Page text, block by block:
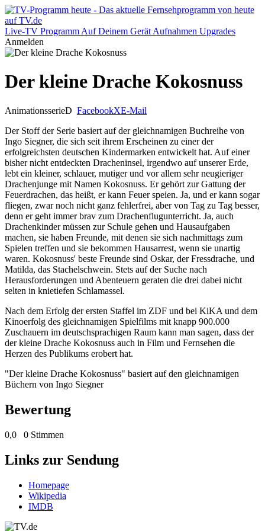
Live-TV Programm Auf Deinem Gerät Aufnahmen Upgrades
Anmelden
Der kleine Drache Kokosnuss
AnimationsserieD FacebookXE-Mail
Der Stoff der Serie basiert auf der gleichnamigen Buchreihe von
Ingo Siegner, die sich seit ihrem Erscheinen zu einer der
erfolgreichsten deutschen Kindermarken entwickelt hat. Auf einer
bisher nicht entdeckten Dracheninsel, irgendwo auf unserer Erde,
lebt ein kleiner, schlauer, mutiger und vor allem sehr neugieriger
Drachenjunge mit Namen Kokosnuss. Er gehört zur Gattung der
Feuerdrachen, das heißt, er kann Feuer speien. Ja, und er kann sogar
fliegen, zwar noch nicht ganz fehlerfrei, aber von Tag zu Tag besser,
denn er geht immer brav zum Drachenflugunterricht. Ja, auch
Drachenkinder müssen zur Schule gehen und Hausaufgaben
machen, sie haben Freunde, mit denen sie sich nachmittags zum
Spielen treffen und sie bekommen Hausarrest, wenn sie unartig
waren. Kokosnuss' beste Freunde sind Oskar, der Fressdrache, und
Matilda, das Stachelschwein. Stets auf der Suche nach
Herausforderungen und Abenteuern geraten die drei dabei nicht
selten in knietiefen Schlamassel.
Nach dem Erfolg der ersten Staffel im ZDF und bei KiKA und dem
Kinoerfolg des gleichnamigen Spielfilms mit knapp 900.000
Zuschauern im deutschsprachigen Raum kann man sagen, dass der
der kleine Drache Kokosnuss auch in Film und Fernsehen die
Herzen des Publikums erobert hat.
"Der kleine Drache Kokosnuss" basiert auf den gleichnamigen
Büchern von Ingo Siegner
Bewertung
0,0 0 Stimmen
Links zur Sendung
Homepage
Wikipedia
IMDB